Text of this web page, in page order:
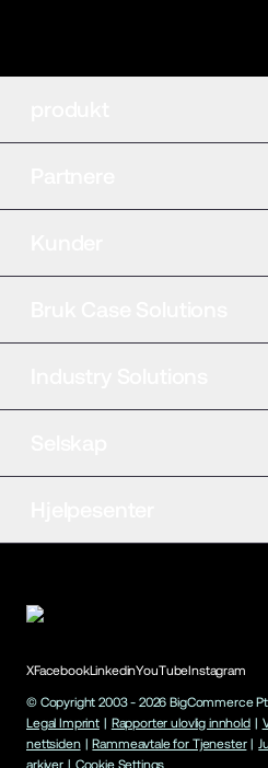
XFacebookLinkedinYouTubeInstagram
© Copyright 2003 - 2026 BigCommerce
Legal Imprint | Rapporter ulovlig innhold |
nettsiden | Rammeavtale for Tjenester |